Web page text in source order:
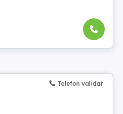
Telefon validat